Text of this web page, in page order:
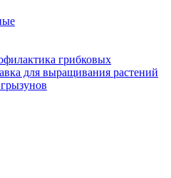
грибковых
для выращивания растений